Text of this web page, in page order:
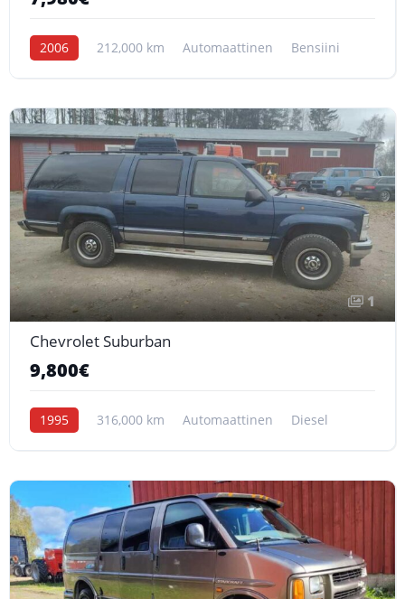
2006 212,000 km Automaattinen Bensiini
1
Chevrolet Suburban
9,800€
1995 316,000 km Automaattinen Diesel